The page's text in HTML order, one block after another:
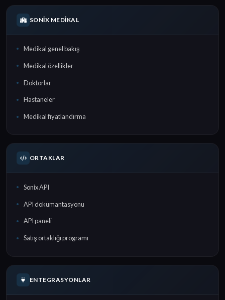
SONIX MEDIKAL
Medikal genel bakış
Medikal özellikler
Doktorlar
Hastaneler
Medikal fiyatlandırma
ORTAKLAR
Sonix API
API dokümantasyonu
API paneli
Satış ortaklığı programı
ENTEGRASYONLAR